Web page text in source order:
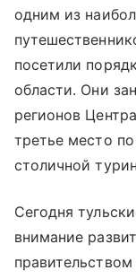
одним из
посетили
области. Они
регионов
третье место
столичной
Сегодня
внимание